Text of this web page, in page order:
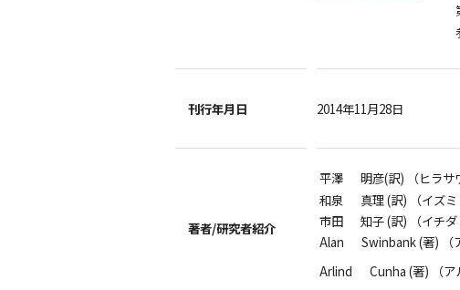
刊行年月日 2014年11月28日
著者/研究者紹介
平澤 明彦(訳) （ヒラサ
和泉 真理 (訳) （イズミ
市田 知子 (訳) （イチダ
Alan Swinbank (著) （
Arlind Cunha (著) （ア